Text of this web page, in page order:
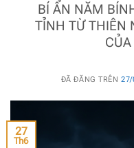
BÍ ẨN NĂM
TỈNH TỪ THIÊN
ĐÃ ĐĂNG TRÊN 27/
27
Th6